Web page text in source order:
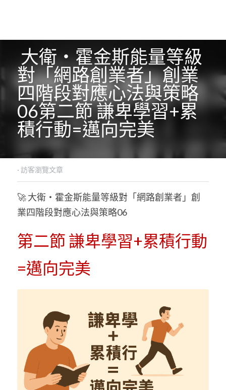
對「網路創業者」創業
四階段對應心法與策略
06第二節 謙卑學習+累
積行動=邁向完美
· 訪客瀏覽文章
🚀 大衛・霍金斯能量等級對「網路創業者」創
業四階段對應心法與策略06
第二節 謙卑學習+累積行動
=邁向完美